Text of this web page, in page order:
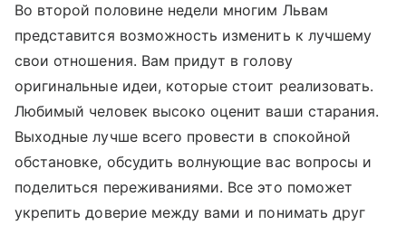
Во второй половине недели многим Львам
представится возможность изменить к лучшему
свои отношения. Вам придут в голову
оригинальные идеи, которые стоит реализовать.
Любимый человек высоко оценит ваши старания.
Выходные лучше всего провести в спокойной
обстановке, обсудить волнующие вас вопросы и
поделиться переживаниями. Все это поможет
укрепить доверие между вами и понимать друг